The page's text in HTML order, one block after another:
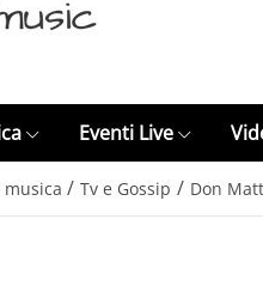
Eventi Live
musica / Tv e Gossip / Don